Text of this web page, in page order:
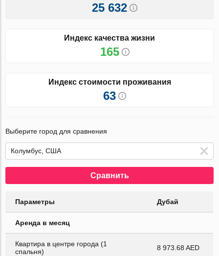
25 632
Индекс качества жизни
165
Индекс стоимости проживания
63
Выберите город для сравнения
Сравнить
Параметры Дубай
Аренда в месяц
Квартира в центре города (1
спальня)
8 973.68 AED